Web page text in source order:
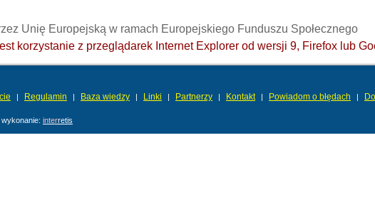
Unię Europejską w ramach Europejskiego Funduszu Społecznego
korzystanie z przeglądarek Internet Explorer od wersji 9, Firefox lub
interretis
| Regulamin | Baza wiedzy | Linki | Partnerzy | Kontakt | Powiadom o błędach |